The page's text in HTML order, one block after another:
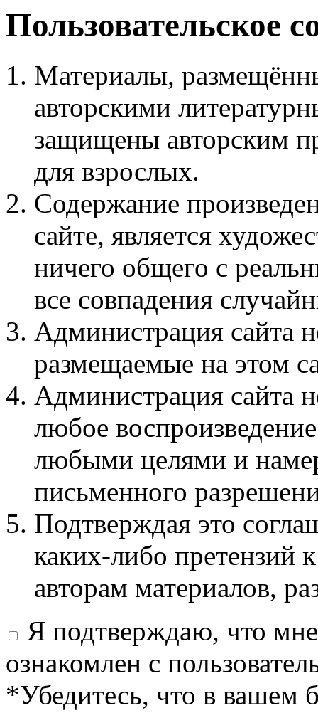
Пользовательское
Материалы,
авторскими
защищены авторским
для взрослых.
Содержание
сайте, является
ничего общего с
все совпадения
Администрация сайта
размещаемые на этом
Администрация сайта
любое
любыми целями и
письменного
Подтверждая это
каких-либо претензий
авторам материалов,
Я подтверждаю, что
ознакомлен с
*Убедитесь, что в вашем